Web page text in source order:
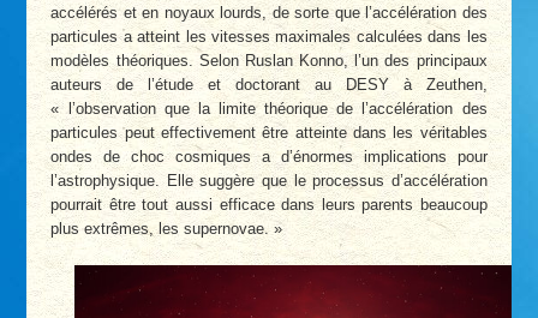
accélérés et en noyaux lourds, de sorte que l’accélération des
particules a atteint les vitesses maximales calculées dans les
modèles théoriques. Selon Ruslan Konno, l’un des principaux
auteurs de l’étude et doctorant au DESY à Zeuthen,
« l’observation que la limite théorique de l’accélération des
particules peut effectivement être atteinte dans les véritables
ondes de choc cosmiques a d’énormes implications pour
l’astrophysique. Elle suggère que le processus d’accélération
pourrait être tout aussi efficace dans leurs parents beaucoup
plus extrêmes, les supernovae. »